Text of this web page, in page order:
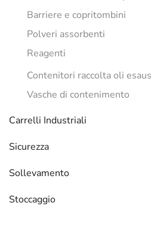
Barriere e copritombini
Polveri assorbenti
Reagenti
Contenitori raccolta oli
Vasche di contenimento
Carrelli Industriali
Sicurezza
Sollevamento
Stoccaggio